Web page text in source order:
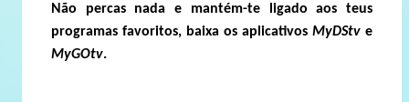
Não percas nada e mantém-te ligado aos teus
programas favoritos, baixa os aplicativos MyDStv e
MyGOtv.